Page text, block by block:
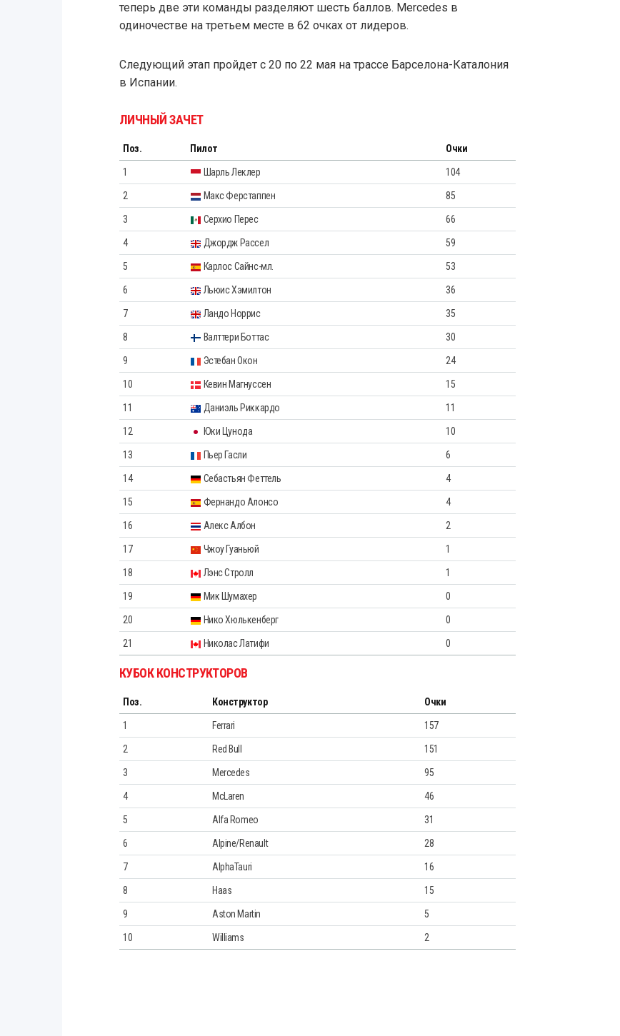
теперь две эти команды разделяют шесть баллов. Mercedes в
одиночестве на третьем месте в 62 очках от лидеров.
Следующий этап пройдет c 20 по 22 мая на трассе Барселона-Каталония
в Испании.
ЛИЧНЫЙ ЗАЧЕТ
Поз. Пилот Очки
1 Шарль Леклер 104
2 Макс Ферстаппен 85
3 Серхио Перес 66
4 Джордж Рассел 59
5 Карлос Сайнс-мл. 53
6 Льюис Хэмилтон 36
7 Ландо Норрис 35
8 Валттери Боттас 30
9 Эстебан Окон 24
10 Кевин Магнуссен 15
11 Даниэль Риккардо 11
12 Юки Цунода 10
13 Пьер Гасли 6
14 Себастьян Феттель 4
15 Фернандо Алонсо 4
16 Алекс Албон 2
17 Чжоу Гуаньюй 1
18 Лэнс Стролл 1
19 Мик Шумахер 0
20 Нико Хюлькенберг 0
21 Николас Латифи 0
КУБОК КОНСТРУКТОРОВ
Поз. Конструктор Очки
1 Ferrari 157
2 Red Bull 151
3 Mercedes 95
4 McLaren 46
5 Alfa Romeo 31
6 Alpine/Renault 28
7 AlphaTauri 16
8 Haas 15
9 Aston Martin 5
10 Williams 2